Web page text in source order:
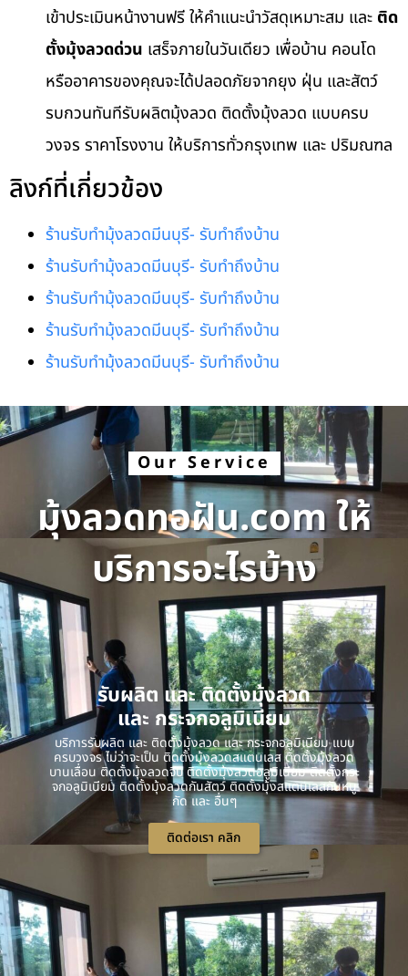
เข้าประเมินหน้างานฟรี ให้คำแนะนำวัสดุเหมาะสม และ ติด
ตั้งมุ้งลวดด่วน เสร็จภายในวันเดียว เพื่อบ้าน คอนโด
หรืออาคารของคุณจะได้ปลอดภัยจากยุง ฝุ่น และสัตว์
รบกวนทันทีรับผลิตมุ้งลวด ติดตั้งมุ้งลวด แบบครบ
วงจร ราคาโรงงาน ให้บริการทั่วกรุงเทพ และ ปริมณฑล
ลิงก์ที่เกี่ยวข้อง
ร้านรับทำมุ้งลวดมีนบุรี- รับทำถึงบ้าน
ร้านรับทำมุ้งลวดมีนบุรี- รับทำถึงบ้าน
ร้านรับทำมุ้งลวดมีนบุรี- รับทำถึงบ้าน
ร้านรับทำมุ้งลวดมีนบุรี- รับทำถึงบ้าน
ร้านรับทำมุ้งลวดมีนบุรี- รับทำถึงบ้าน
Our Service
มุ้งลวดทอฝัน.com ให้
บริการอะไรบ้าง
รับผลิต และ ติดตั้งมุ้งลวด
และ กระจกอลูมิเนียม
บริการรับผลิต และ ติดตั้งมุ้งลวด และ กระจกอลูมิเนียม แบบ
ครบวงจร ไม่ว่าจะเป็น ติดตั้งมุ้งลวดสแตนเลส ติดตั้งมุ้งลวด
บานเลื่อน ติดตั้งมุ้งลวดจีบ ติดตั้งมุ้งลวดอลูมิเนียม ติดตั้งกระ
จกอลูมิเนียม ติดตั้งมุ้งลวดกันสัตว์ ติดตั้งมุ้งสแตนเลสกันหนู
กัด และ อื่นๆ
ติดต่อเรา คลิก